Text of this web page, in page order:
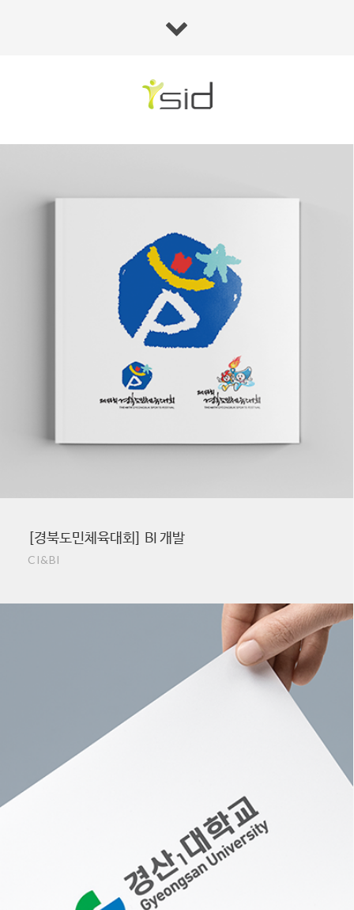
[경북도민체육대회] BI 개발
CI&BI